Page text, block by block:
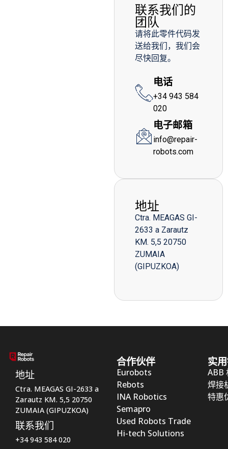
联系我们的
团队
请将此零件代码发
送给我们，我们会
尽快回复。
电话
+34 943 584
020
电子邮箱
info@repair-
robots.com
地址
Ctra. MEAGAS GI-
2633 a Zarautz
KM. 5,5 20750
ZUMAIA
(GIPUZKOA)
地址
Ctra. MEAGAS GI-2633 a
Zarautz KM. 5,5 20750
ZUMAIA (GIPUZKOA)
联系我们
+34 943 584 020
合作伙伴
Eurobots
Rebots
INA Robotics
Semapro
Used Robots Trade
Hi-tech Solutions
实
ABB
焊接
特惠